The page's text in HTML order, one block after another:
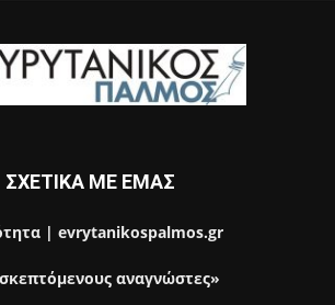
ΣΧΕΤΙΚΑ ΜΕ ΕΜΑΣ
| evrytanikospalmos.gr
αναγνώστες»